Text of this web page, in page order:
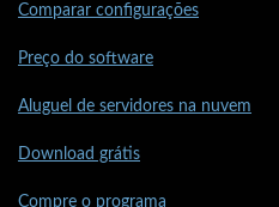
Comparar configurações
Preço do software
Aluguel de servidores na nuvem
Download grátis
Compre o programa